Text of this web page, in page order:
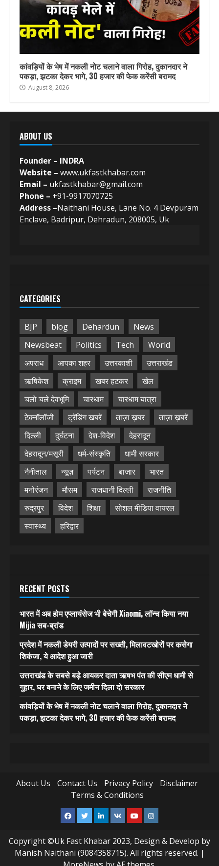
कांवड़ियों के भेष में नकली नोट चलाने वाला गिरोह, दुकानदार ने
पकड़ा, झटका देकर भागे, 30 हजार की फेक करेंसी बरामद
August 8, 2026
ABOUT US
Founder – INDRA
Website – www.ukfastkhabar.com
Email – ukfastkhabar@gmail.com
Phone – +91-9917070725
Address –Naithani House, Lane No. 4 Devpuram
Enclave, Badripur, Dehradun, 208005, Uk
CATEGORIES
BJP blog Dehardun
News
Newsbeat
Politics Tech
World
अपराध
आपका शहर उत्तरकाशी
उत्तराखंड
ऋषिकेश
क्राइम खबर हटकर
खेल
चलो चले देवभूमि
चारधाम
चारधाम यात्रा
टेक्नॉलॉजी
ट्रेंडिंग खबरें ताज़ा ख़बर
ताज़ा ख़बरें
दिल्ली
दुर्घटना देश-विदेश
देहरादून
देहरादून/मसूरी
धर्म-संस्कृति
धामी सरकार
नैनीताल
न्यूज़ पर्यटन बाजार
भारत
मनोरंजन
मौसम राजधानी दिल्ली
राजनीति
रुद्रपुर
विदेश शिक्षा
सोशल मीडिया वायरल
स्वास्थ्य
हरिद्वार
RECENT POSTS
भारत में अब होम एप्लायंसेज भी बेचेगी Xiaomi, लॉन्च किया नया
Mijia सब-ब्रांड
प्रदेश में नकली डेयरी उत्पादों पर सख्ती, मिलावटखोरों पर कसेगा
शिकंजा, ये आदेश हुआ जारी
उत्तराखंड के सबसे बड़े आयकर दाता ऋषभ पंत की सीएम धामी से
गुहार, घर बनाने के लिए जमीन दिला दो सरकार
कांवड़ियों के भेष में नकली नोट चलाने वाला गिरोह, दुकानदार ने
पकड़ा, झटका देकर भागे, 30 हजार की फेक करेंसी बरामद
About Us Contact Us Privacy Policy
Disclaimer
Terms & Conditions
Facebook
TwitterLinkedin
VK YoutubeInstagram
Copyright ©Uk Fast Khabar 2023, Design & Develop by
Manish Naithani (9084358715). All rights reserved. |